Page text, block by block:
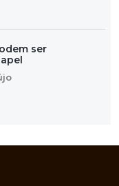
ser